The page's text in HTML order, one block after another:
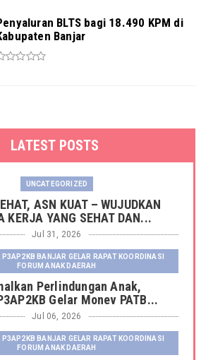
BLTS bagi 18.490 KPM di
Banjar
LATEST POSTS
UNCATEGORIZED
ASN KUAT – WUJUDKAN
KERJA YANG SEHAT DAN...
Jul 31, 2026
BANJAR GELAR RAPAT KOORDINASI
FORUM ANAK DAERAH
Perlindungan Anak,
Gelar Monev PATB...
Jul 06, 2026
BANJAR GELAR RAPAT KOORDINASI
FORUM ANAK DAERAH